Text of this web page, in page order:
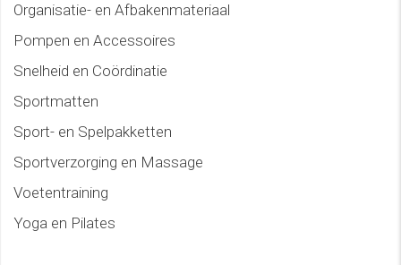
Organisatie- en Afbakenmateriaal
Pompen en Accessoires
Snelheid en Coördinatie
Sportmatten
Sport- en Spelpakketten
Sportverzorging en Massage
Voetentraining
Yoga en Pilates